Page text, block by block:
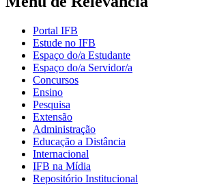
Portal IFB
Estude no IFB
Espaço do/a Estudante
Espaço do/a Servidor/a
Concursos
Ensino
Pesquisa
Extensão
Administração
Educação a Distância
Internacional
IFB na Mídia
Repositório Institucional